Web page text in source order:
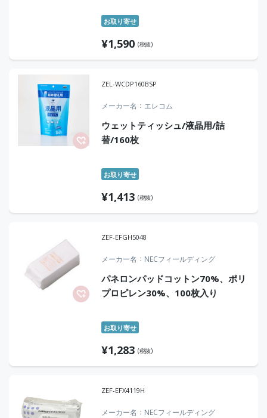
お取り寄せ
¥1,590 (税抜)
ZEL-WCDP160BSP
メーカー名 エレコム
ウェットティッシュ/液晶用/詰
替/160枚
お取り寄せ
¥1,413 (税抜)
ZEF-EFGH5048
メーカー名 NECフィールディング
パネロンパッドコットン70%、ポリ
プロピレン30%、100枚入り
お取り寄せ
¥1,283 (税抜)
ZEF-EFX4119H
メーカー名 NECフィールディング